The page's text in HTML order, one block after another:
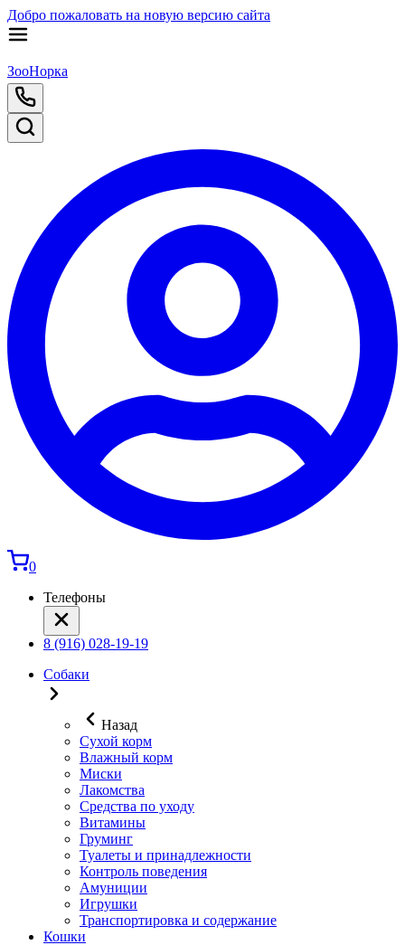
Добро пожаловать на новую версию сайта
ЗооНорка
0
Телефоны
8 (916) 028-19-19
Собаки
Назад
Сухой корм
Влажный корм
Миски
Лакомства
Средства по уходу
Витамины
Груминг
Туалеты и принадлежности
Контроль поведения
Амуниции
Игрушки
Транспортировка и содержание
Кошки